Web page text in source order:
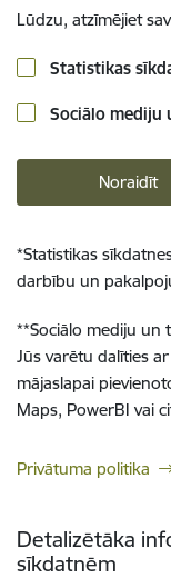
Lūdzu, atzīmējiet
Statistikas
Sociālo mediju
Noraidīt
*Statistikas
darbību un
**Sociālo mediju un
Jūs varētu dalīties
mājaslapai
Maps, PowerBI vai
Privātuma politika
Detalizētāka
sīkdatnēm